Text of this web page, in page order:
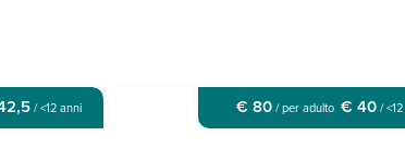
/ <12 anni € 80/ per adulto € 40/